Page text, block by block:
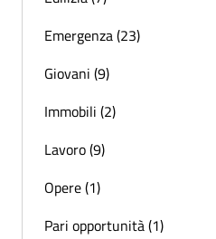
Emergenza (23)
Giovani (9)
Immobili (2)
Lavoro (9)
Opere (1)
Pari opportunità (1)